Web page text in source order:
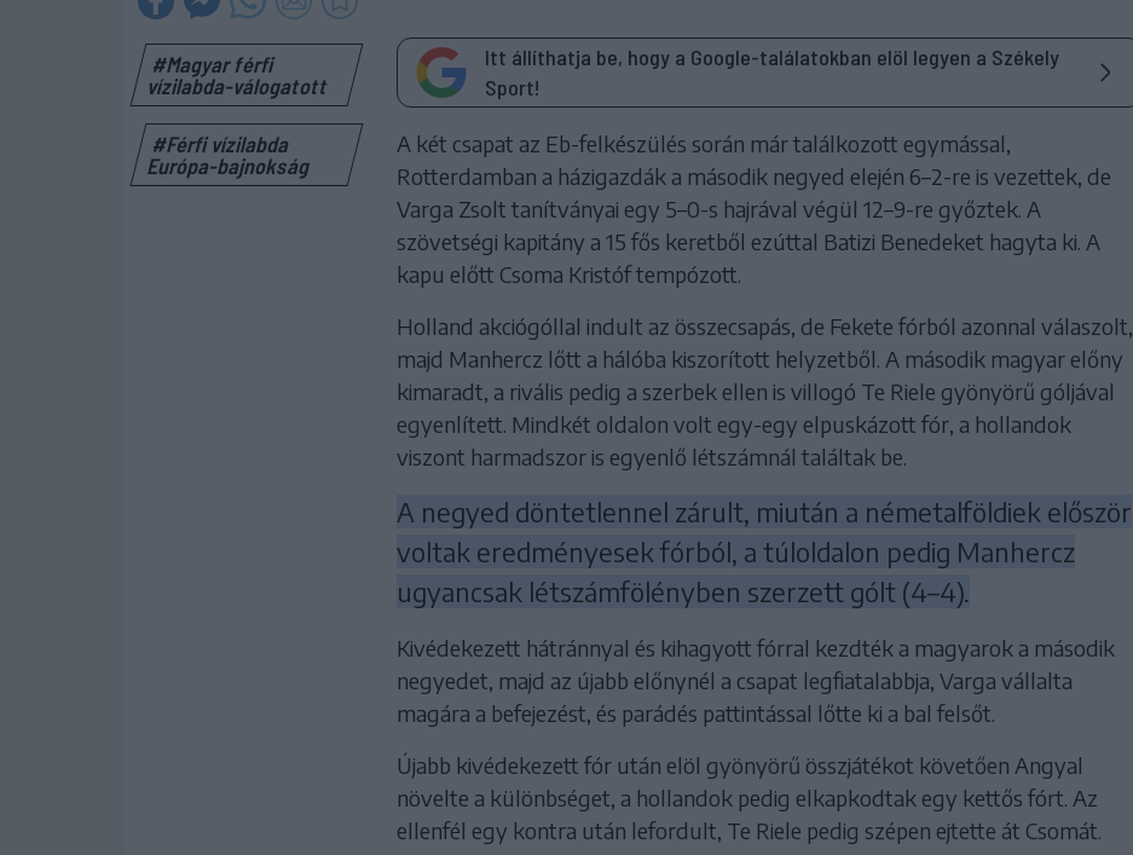
#Magyar férfi
vízilabda-válogatott
#Férfi vízilabda
Európa-bajnokság
Itt állíthatja be, hogy a Google-találatokban elöl legyen a Székely
Sport!
A két csapat az Eb-felkészülés során már találkozott egymással,
Rotterdamban a házigazdák a második negyed elején 6–2-re is vezettek, de
Varga Zsolt tanítványai egy 5–0-s hajrával végül 12–9-re győztek. A
szövetségi kapitány a 15 fős keretből ezúttal Batizi Benedeket hagyta ki. A
kapu előtt Csoma Kristóf tempózott.
Holland akciógóllal indult az összecsapás, de Fekete fórból azonnal válaszolt,
majd Manhercz lőtt a hálóba kiszorított helyzetből. A második magyar előny
kimaradt, a rivális pedig a szerbek ellen is villogó Te Riele gyönyörű góljával
egyenlített. Mindkét oldalon volt egy-egy elpuskázott fór, a hollandok
viszont harmadszor is egyenlő létszámnál találtak be.
A negyed döntetlennel zárult, miután a németalföldiek először
voltak eredményesek fórból, a túloldalon pedig Manhercz
ugyancsak létszámfölényben szerzett gólt (4–4).
Kivédekezett hátránnyal és kihagyott fórral kezdték a magyarok a második
negyedet, majd az újabb előnynél a csapat legfiatalabbja, Varga vállalta
magára a befejezést, és parádés pattintással lőtte ki a bal felsőt.
Újabb kivédekezett fór után elöl gyönyörű összjátékot követően Angyal
növelte a különbséget, a hollandok pedig elkapkodtak egy kettős fórt. Az
ellenfél egy kontra után lefordult, Te Riele pedig szépen ejtette át Csomát.